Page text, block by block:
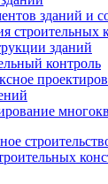
зданий и
строительных
зданий
контроль